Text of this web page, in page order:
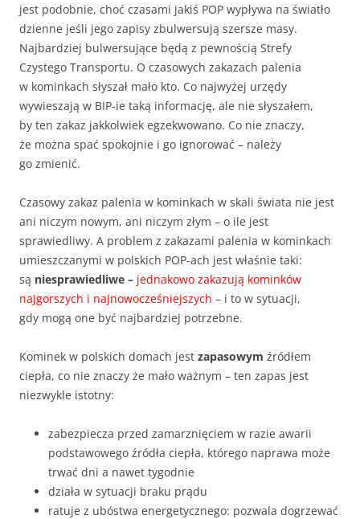
jest podobnie, choć czasami jakiś POP wypływa na światło
dzienne jeśli jego zapisy zbulwersują szersze masy.
Najbardziej bulwersujące będą z pewnością Strefy
Czystego Transportu. O czasowych zakazach palenia
w kominkach słyszał mało kto. Co najwyżej urzędy
wywieszają w BIP-ie taką informację, ale nie słyszałem,
by ten zakaz jakkolwiek egzekwowano. Co nie znaczy,
że można spać spokojnie i go ignorować – należy
go zmienić.
Czasowy zakaz palenia w kominkach w skali świata nie jest
ani niczym nowym, ani niczym złym – o ile jest
sprawiedliwy. A problem z zakazami palenia w kominkach
umieszczanymi w polskich POP-ach jest właśnie taki:
są niesprawiedliwe – jednakowo zakazują kominków
najgorszych i najnowocześniejszych – i to w sytuacji,
gdy mogą one być najbardziej potrzebne.
Kominek w polskich domach jest zapasowym źródłem
ciepła, co nie znaczy że mało ważnym – ten zapas jest
niezwykle istotny:
zabezpiecza przed zamarznięciem w razie awarii
podstawowego źródła ciepła, którego naprawa może
trwać dni a nawet tygodnie
działa w sytuacji braku prądu
ratuje z ubóstwa energetycznego: pozwala dogrzewać